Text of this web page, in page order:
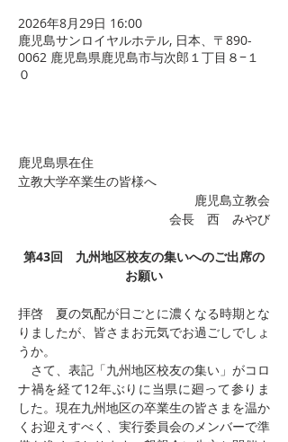
2026年8月29日 16:00
鹿児島サンロイヤルホテル, 日本、〒890-
0062 鹿児島県鹿児島市与次郎１丁目８−１
０
鹿児島県在住
立教大学卒業生の皆様へ
鹿児島立教会
会長　西　みやび
第43回　九州地区校友の集いへのご出席の
お願い
拝啓　夏の気配が日ごとに濃くなる時期とな
りましたが、皆さまお元気でお過ごしでしょ
うか。
さて、表記「九州地区校友の集い」がコロ
ナ禍を経て12年ぶりに当県に廻って参りま
した。現在九州地区の卒業生の皆さまを温か
くお迎えすべく、実行委員会のメンバーで準